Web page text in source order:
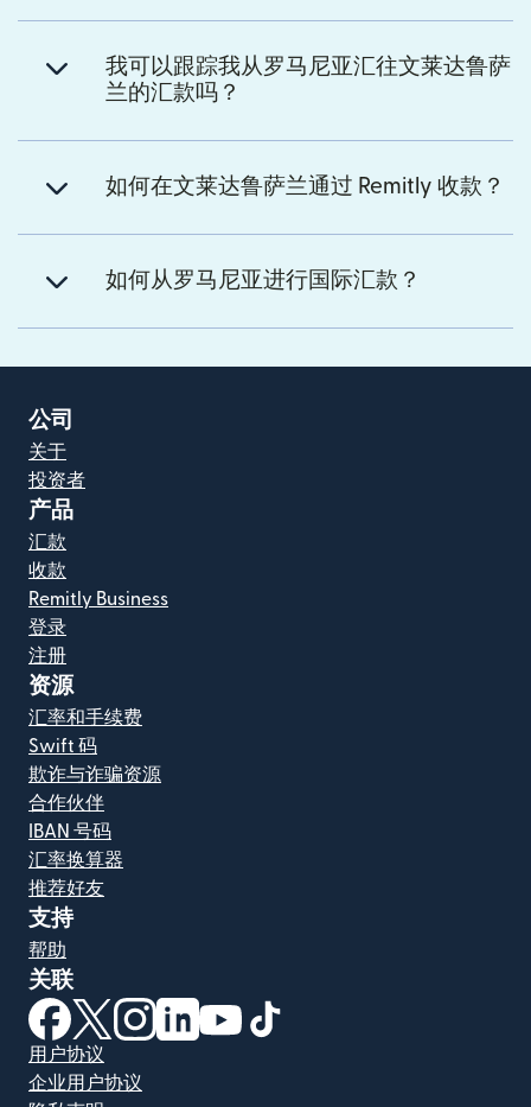
我可以跟踪我从罗马尼亚汇往文莱达鲁萨
兰的汇款吗？
如何在文莱达鲁萨兰通过 Remitly 收款？
如何从罗马尼亚进行国际汇款？
公司
关于
投资者
产品
汇款
收款
Remitly Business
登录
注册
资源
汇率和手续费
Swift 码
欺诈与诈骗资源
合作伙伴
IBAN 号码
汇率换算器
推荐好友
支持
帮助
关联
（在新窗口中打开）
（在新窗口中打开）
（在新窗口中打开）
（在新窗口中打开）
（在新窗口中打开）
用户协议
企业用户协议